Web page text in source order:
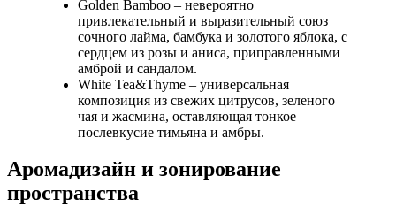
Golden Bamboo – невероятно
привлекательный и выразительный союз
сочного лайма, бамбука и золотого яблока, с
сердцем из розы и аниса, приправленными
амброй и сандалом.
White Tea&Thyme – универсальная
композиция из свежих цитрусов, зеленого
чая и жасмина, оставляющая тонкое
послевкусие тимьяна и амбры.
Аромадизайн и зонирование
пространства